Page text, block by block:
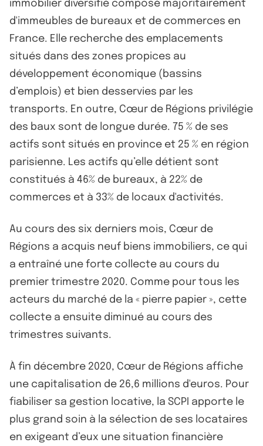
immobilier diversifié composé majoritairement
d'immeubles de bureaux et de commerces en
France. Elle recherche des emplacements
situés dans des zones propices au
développement économique (bassins
d’emplois) et bien desservies par les
transports. En outre, Cœur de Régions privilégie
des baux sont de longue durée. 75 % de ses
actifs sont situés en province et 25 % en région
parisienne. Les actifs qu’elle détient sont
constitués à 46% de bureaux, à 22% de
commerces et à 33% de locaux d'activités.
Au cours des six derniers mois, Cœur de
Régions a acquis neuf biens immobiliers, ce qui
a entraîné une forte collecte au cours du
premier trimestre 2020. Comme pour tous les
acteurs du marché de la « pierre papier », cette
collecte a ensuite diminué au cours des
trimestres suivants.
À fin décembre 2020, Cœur de Régions affiche
une capitalisation de 26,6 millions d'euros. Pour
fiabiliser sa gestion locative, la SCPI apporte le
plus grand soin à la sélection de ses locataires
en exigeant d’eux une situation financière